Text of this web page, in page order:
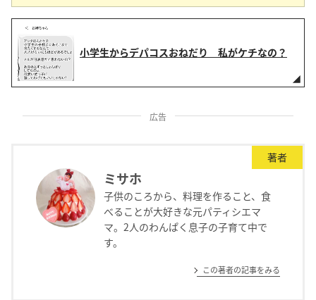
小学生からデパコスおねだり 私がケチなの？
広告
著者
ミサホ
子供のころから、料理を作ること、食
べることが大好きな元パティシエマ
マ。2人のわんぱく息子の子育て中で
す。
この著者の記事をみる